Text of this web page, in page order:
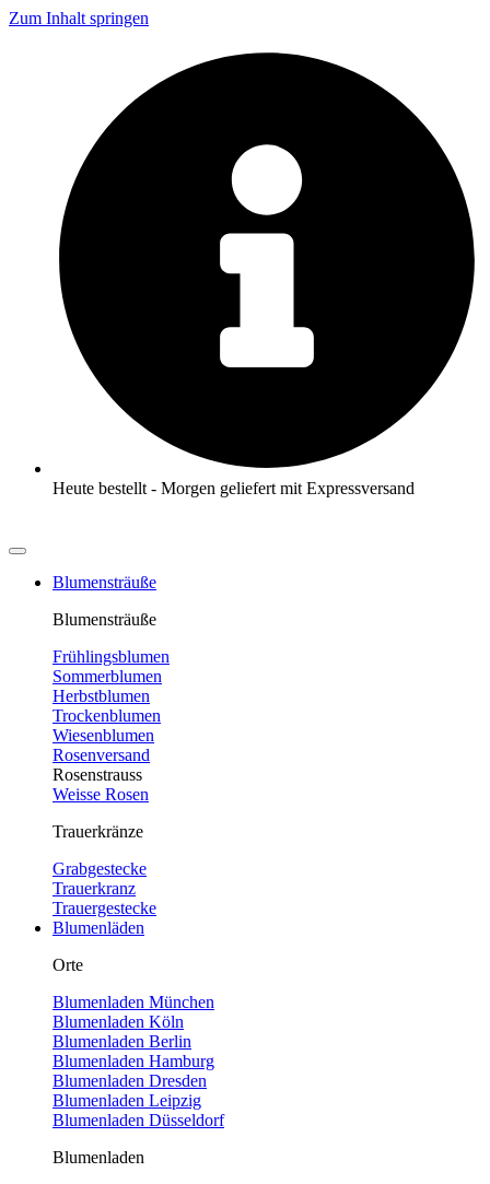
Zum Inhalt springen
Heute bestellt - Morgen geliefert mit Expressversand
Blumensträuße
Blumensträuße
Frühlingsblumen
Sommerblumen
Herbstblumen
Trockenblumen
Wiesenblumen
Rosenversand
Rosenstrauss
Weisse Rosen
Trauerkränze
Grabgestecke
Trauerkranz
Trauergestecke
Blumenläden
Orte
Blumenladen München
Blumenladen Köln
Blumenladen Berlin
Blumenladen Hamburg
Blumenladen Dresden
Blumenladen Leipzig
Blumenladen Düsseldorf
Blumenladen